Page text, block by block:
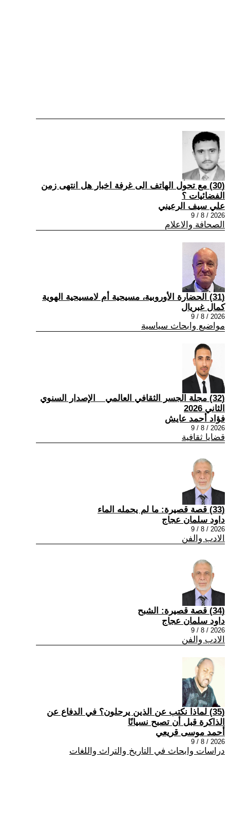
(30) مع تحول الهاتف الى غرفة اخبار هل انتهى زمن
الفضائيات ؟
علي سيف الرعيني
2026 / 8 / 9
الصحافة والاعلام
(31) الحضارة الأوروبية، مسيحية أم لامسيحية الهوية
كمال غبريال
2026 / 8 / 9
مواضيع وابحاث سياسية
(32) مجلة الجسر الثقافي العالمي _ الإصدار السنوي
الثاني 2026
فؤاد أحمد عايش
2026 / 8 / 9
قضايا ثقافية
(33) قصة قصيرة: ما لم يحمله الماء
داود سلمان عجاج
2026 / 8 / 9
الادب والفن
(34) قصة قصيرة: الشبح
داود سلمان عجاج
2026 / 8 / 9
الادب والفن
(35) لماذا نكتب عن الذين يرحلون؟ في الدفاع عن
الذاكرة قبل أن تصبح نسيانًا
أحمد موسى قريعي
2026 / 8 / 9
دراسات وابحاث في التاريخ والتراث واللغات